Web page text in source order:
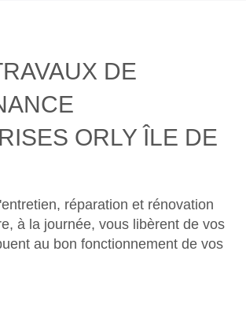
DE
ORLY ÎLE DE
réparation et rénovation
à la journée, vous libèrent de vos
au bon fonctionnement de vos